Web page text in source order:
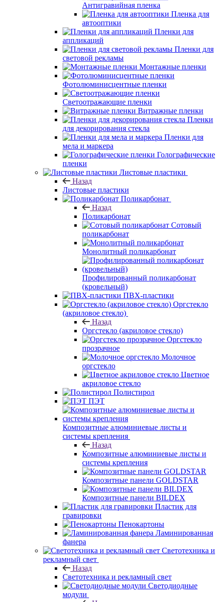
Антигравийная пленка
Пленка для
автооптики
Пленки для
аппликаций
Пленки для
световой рекламы
Монтажные пленки
Фотолюминисцентные пленки
Светоотражающие пленки
Витражные пленки
Пленки
для декорирования стекла
Пленки для
мела и маркера
Голографические
пленки
Листовые пластики
Назад
Листовые пластики
Поликарбонат
Назад
Поликарбонат
Сотовый
поликарбонат
Монолитный поликарбонат
Профилированный поликарбонат
(кровельный)
ПВХ-пластики
Оргстекло
(акриловое стекло)
Назад
Оргстекло (акриловое стекло)
Оргстекло
прозрачное
Молочное
оргстекло
Цветное
акриловое стекло
Полистирол
ПЭТ
Композитные алюминиевые листы и
системы крепления
Назад
Композитные алюминиевые листы и
системы крепления
Композитные панели GOLDSTAR
Композитные панели BILDEX
Пластик для
гравировки
Пенокартоны
Ламинированная
фанера
Светотехника и
рекламный свет
Назад
Светотехника и рекламный свет
Светодиодные
модули